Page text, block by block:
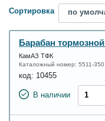
Сортировка по
Барабан
КамАЗ ТФК
Каталожный номер: 5511-
код: 10455
В наличии